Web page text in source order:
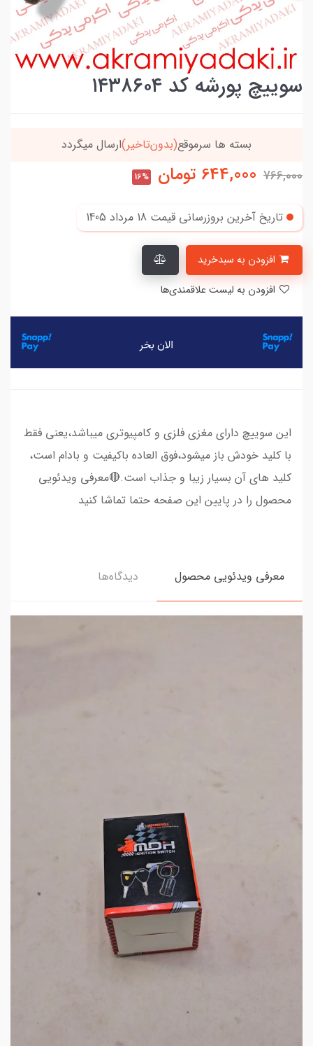
سوییچ پورشه کد ۱۴۳۸۶۰۴
خریدتو به5میلیون برسون،ارسالت‌رایگانه
766,000
644,000 تومان 16%
تاریخ آخرین بروزرسانی قیمت 18 مرداد 1405
این سوییچ دارای مغزی فلزی و کامپیوتری میباشد،یعنی فقط
با کلید خودش باز میشود،فوق العاده باکیفیت و بادام است،
کلید های آن بسیار زیبا و جذاب است.🔴معرفی ویدئویی
محصول را در پایین این صفحه حتما تماشا کنید
معرفی ویدئویی محصول دیدگاه‌ها